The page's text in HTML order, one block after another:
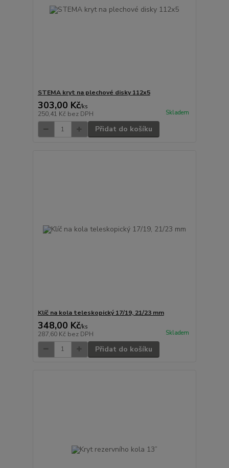
STEMA kryt na plechové disky 112x5
303,00 Kč/ks
250,41 Kč bez DPH Skladem
Přidat do košíku
Klíč na kola teleskopický 17/19, 21/23 mm
348,00 Kč/ks
287,60 Kč bez DPH Skladem
Přidat do košíku